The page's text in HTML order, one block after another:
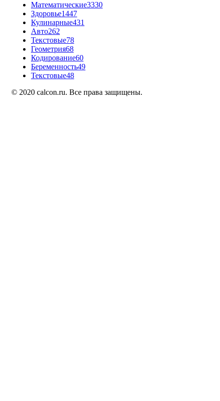
Математические3330
Здоровье1447
Кулинарные431
Авто262
Текстовые78
Геометрия68
Кодирование60
Беременность49
Текстовые48
© 2020 calcon.ru. Все права защищены.